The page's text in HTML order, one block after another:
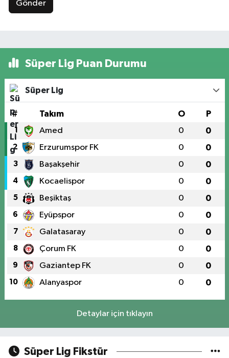
Gönder
Süper Lig Puan Durumu
Süper Lig
# Takım O P
1 Amed 0 0
2 Erzurumspor FK 0 0
3 Başakşehir 0 0
4 Kocaelispor 0 0
5 Beşiktaş 0 0
6 Eyüpspor 0 0
7 Galatasaray 0 0
8 Çorum FK 0 0
9 Gaziantep FK 0 0
10 Alanyaspor 0 0
Detaylar için tıklayın
Süper Lig Fikstür